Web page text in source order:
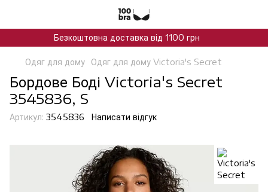
Безкоштовна доставка від 1100 грн
Одяг для дому Одяг для дому Victoria's Secret
Бордове Боді Victoria's Secret
3545836, S
Артикул: 3545836 Написати відгук